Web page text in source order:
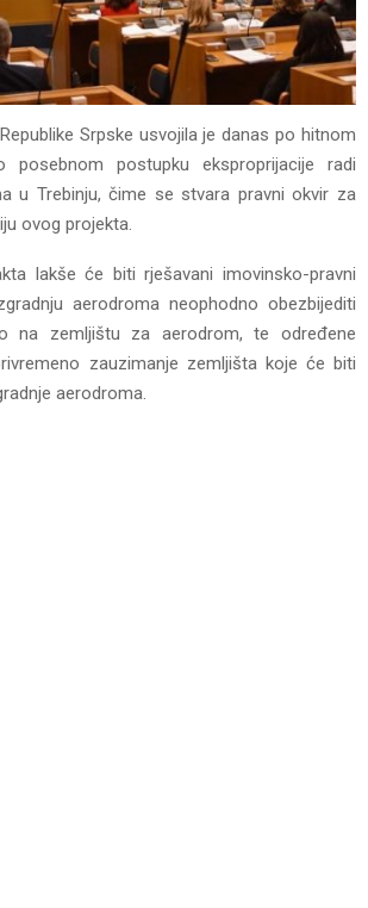
Srpske usvojila je danas po hitnom
posebnom postupku eksproprijacije radi
u Trebinju, čime se stvara pravni okvir za
ovog projekta.
lakše će biti rješavani imovinsko-pravni
aerodroma neophodno obezbijediti
na zemljištu za aerodrom, te određene
zauzimanje zemljišta koje će biti
aerodroma.